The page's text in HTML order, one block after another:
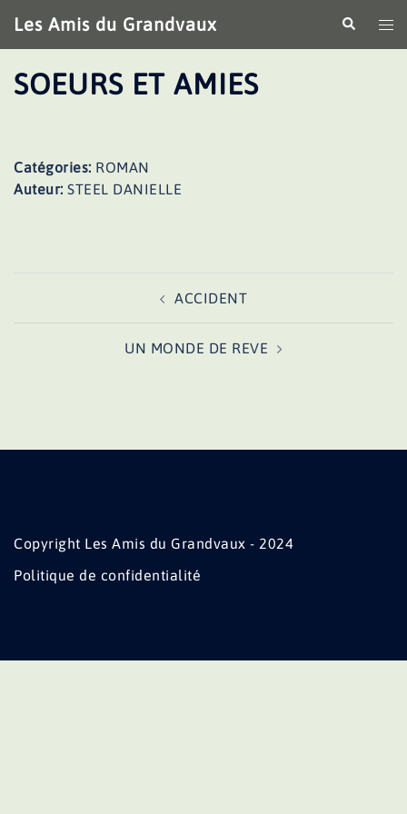
au
contenu
Les Amis du Grandvaux
le
SOEURS ET AMIES
Catégories: ROMAN
Auteur: STEEL DANIELLE
ACCIDENT
UN MONDE DE REVE
Copyright Les Amis du Grandvaux - 2024
Politique de confidentialité